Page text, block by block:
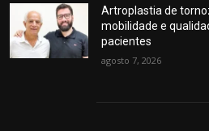
Artroplastia de
mobilidade e
pacientes
agosto 7, 2026